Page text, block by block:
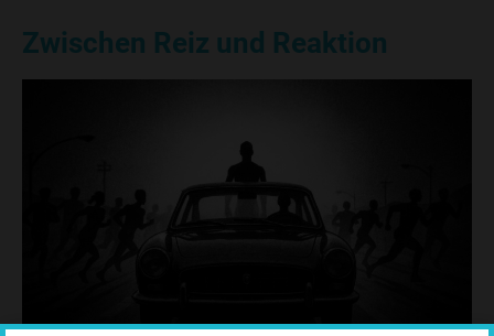
Zwischen Reiz und Reaktion